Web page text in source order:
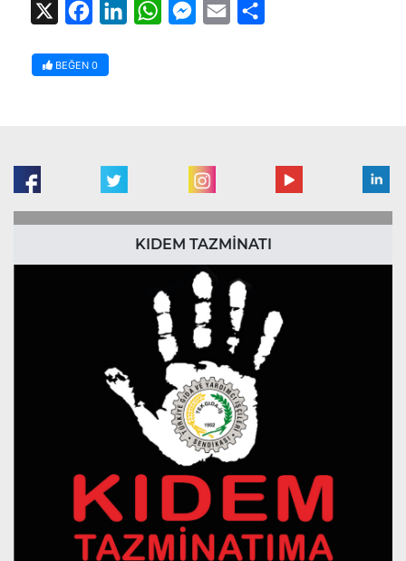
FacebookLinkedInWhatsAppMessenger
Email
BEĞEN 0
KIDEM TAZMİNATI